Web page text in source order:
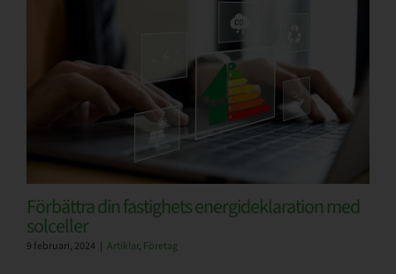
Förbättra din fastighets energideklaration med
solceller
9 februari, 2024 | Artiklar, Företag